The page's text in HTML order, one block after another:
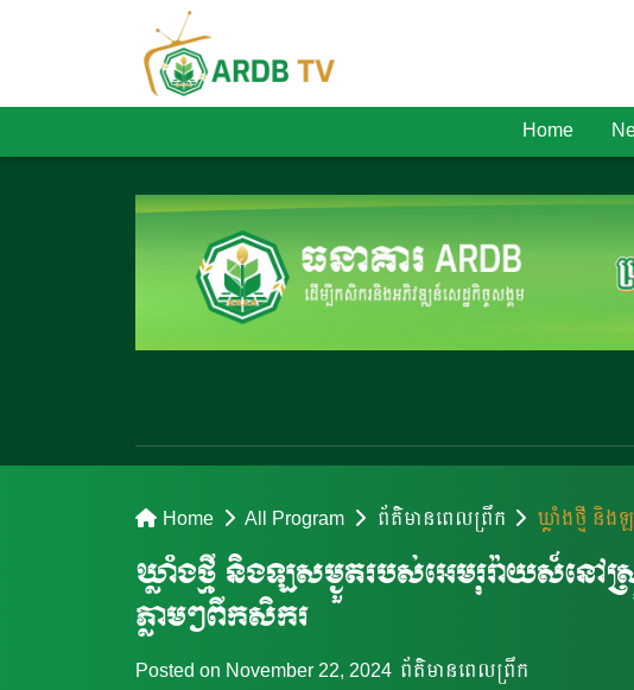
Home
Home All Program ព័ត៌មានពេលព្រឹក ឃ្លាំងថ្មី និ
ឃ្លាំងថ្មី និងឡសម្ងួតរបស់អេមរុរ៉ាយស៍ន
ភ្លាមៗពីកសិករ
Posted on November 22, 2024 ព័ត៌មានពេលព្រឹក